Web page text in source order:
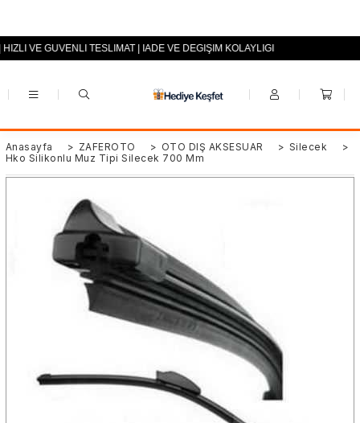
+90 (0553) 694 94 70
VE GÜVENLİ TESLİMAT | İADE VE DEĞİŞİM KOLAYLIĞI
Anasayfa > ZAFEROTO > OTO DIŞ AKSESUAR > Silecek
>
Hko Silikonlu Muz Tipi Silecek 700 Mm